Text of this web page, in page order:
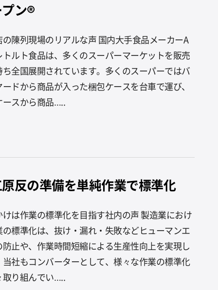
ン®
陳列現場のリアルな声 国内大手食品メーカーA
トルト食品は、多くのスーパーマーケットを販売
ち全国展開されています。多くのスーパーではバ
ードから商品が入った梱包ケースを台車で運び、
ースから商品…..
反の準備を単純作業で標準化
けは作業の標準化を目指す社内の声 製造業におけ
の標準化は、抜け・漏れ・失敗などヒューマンエ
防止や、作業時間短縮による生産性向上を実現し
当社もコンバーターとして、様々な作業の標準化
取り組んでい…..